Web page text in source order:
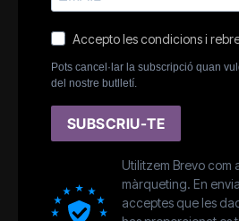
Accepto les condicions i
Pots cancel·lar la subscripció quan
del nostre butlletí.
SUBSCRIU-TE
Utilitzem Brevo com
màrqueting. En
acceptes que les